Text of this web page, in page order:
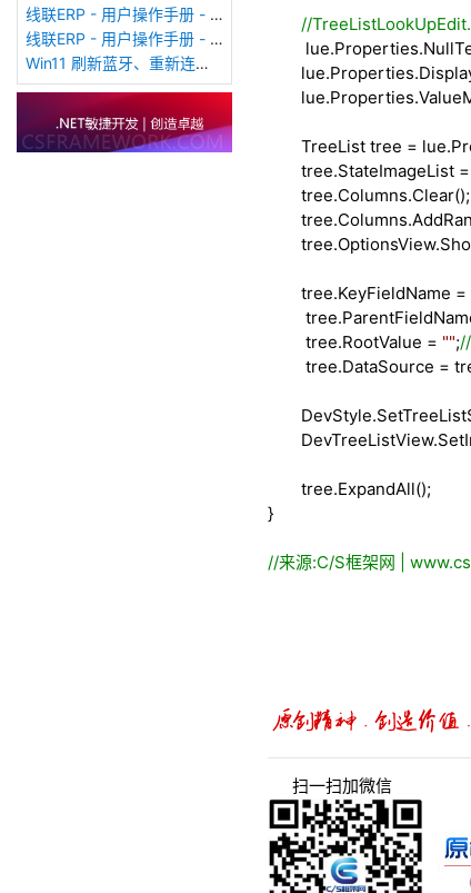
线联ERP - 用户操作手册 - 班次管理
线联ERP - 用户操作手册 - 排班管理
Win11 刷新蓝牙、重新连接蓝牙音响
//
TreeList tree =
tree.StateImageList =
tree.Columns.Clear();
tree.KeyFieldName =
tree.RootValue = "";//
tree.DataSource =
tree.ExpandAll();
}
//来源:C/S框架网 |
扫一扫加微信